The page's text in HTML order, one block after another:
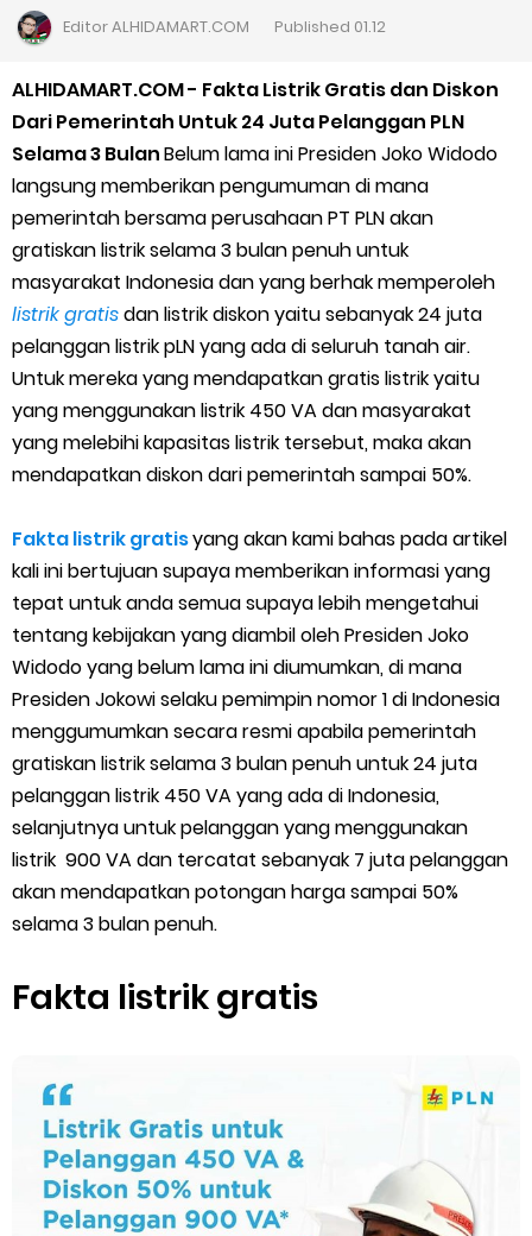
Cara Daftar Goshop agar Cepat Diterima
Apa itu Grab Saap? Layanan Antri Online Terbaru Dari Grab
Cara Jitu Mendapat Voucher Gojek Gratis
Cara Ping DNS Server Gojek Gopartner
Cara Mudah Melihat Nomor Shopeepay Sendiri dan Orang Lain
7 Cara Mudah Top Up Grab untuk Driver
5 Versi Map Paling Gacor Untuk Ojek Online
Penyebab dan Cara Memulihkan Akun Gojek Dibekukan
Cara Menghitung Penghasilan Grab Sesuai dengan Orderan
Cara Menggunakan Paket Telkomsel Mitra Gojek
5 Cara Top Up InDriver dengan Mudah
5 Biaya Potongan Shopee Food yang Perlu Kamu Ketahui
10 Cara Jitu Autobid Untuk Lala Motor dan Mobil 2023
Batas Saldo Untuk Akun Gopay Biasa dan Upgrade
Cara Mudah Melihat QR dan Barcode Shopeepay
Enroute Drop: Arti dan Penjelasan Resi Gosend
Cara Transfer Gopay ke Shopeepay Tanpa Potongan
Cara Ping Server Shopee Food 2022
Cara Mengatasi Aplikasi Gojek Mengalami Gangguan
DNS Server Gojek Driver Terbaru 2026: Panduan Lengkap DNS
Server Gojek Terbaru dan IP Server GoPartner Gojek
EditorALHIDAMART.COM Published 01.12
ALHIDAMART.COM - Fakta Listrik Gratis dan Diskon
Dari Pemerintah Untuk 24 Juta Pelanggan PLN
Selama 3 BulanBelum lama ini Presiden Joko Widodo
langsung memberikan pengumuman di mana
pemerintah bersama perusahaan PT PLN akan
gratiskan listrik selama 3 bulan penuh untuk
masyarakat Indonesia dan yang berhak memperoleh
listrik gratisdan listrik diskon yaitu sebanyak 24 juta
pelanggan listrik pLN yang ada di seluruh tanah air.
Untuk mereka yang mendapatkan gratis listrik yaitu
yang menggunakan listrik 450 VA dan masyarakat
yang melebihi kapasitas listrik tersebut, maka akan
mendapatkan diskon dari pemerintah sampai 50%.
Fakta listrik gratisyang akan kami bahas pada artikel
kali ini bertujuan supaya memberikan informasi yang
tepat untuk anda semua supaya lebih mengetahui
tentang kebijakan yang diambil oleh Presiden Joko
Widodo yang belum lama ini diumumkan, di mana
Presiden Jokowi selaku pemimpin nomor 1 di Indonesia
menggumumkan secara resmi apabila pemerintah
gratiskan listrik selama 3 bulan penuh untuk 24 juta
pelanggan listrik 450 VA yang ada di Indonesia,
selanjutnya untuk pelanggan yang menggunakan
listrik 900 VA dan tercatat sebanyak 7 juta pelanggan
akan mendapatkan potongan harga sampai 50%
selama 3 bulan penuh.
Fakta listrik gratis